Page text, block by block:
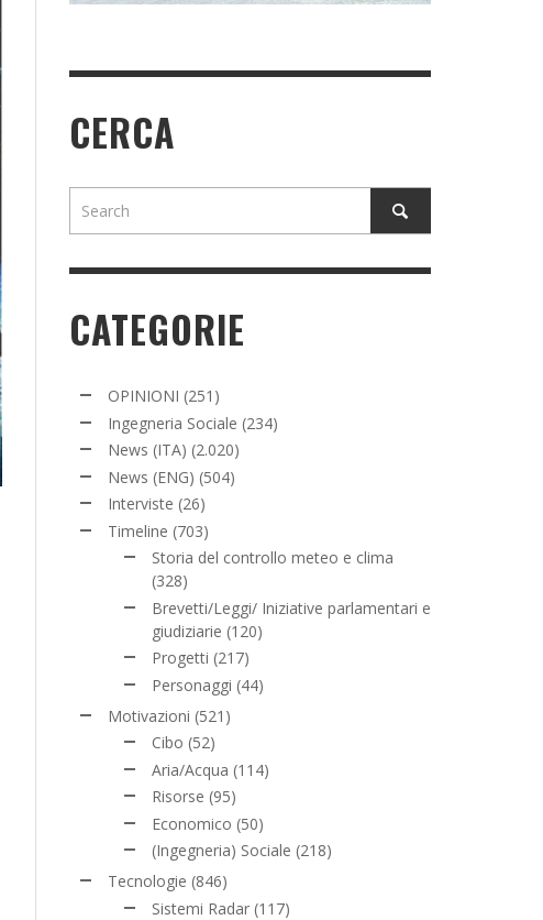
CERCA
CATEGORIE
OPINIONI (251)
Ingegneria Sociale (234)
News (ITA) (2.020)
News (ENG) (504)
Interviste (26)
Timeline (703)
Storia del controllo meteo e clima
(328)
Brevetti/Leggi/ Iniziative parlamentari e
giudiziarie (120)
Progetti (217)
Personaggi (44)
Motivazioni (521)
Cibo (52)
Aria/Acqua (114)
Risorse (95)
Economico (50)
(Ingegneria) Sociale (218)
Tecnologie (846)
Sistemi Radar (117)